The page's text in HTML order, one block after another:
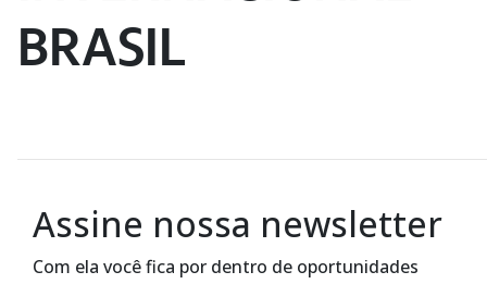
BRASIL
Assine nossa newsletter
Com ela você fica por dentro de oportunidades